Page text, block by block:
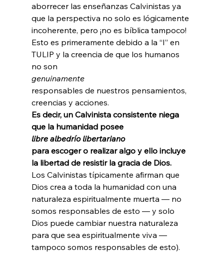
aborrecer las enseñanzas Calvinistas ya
que la perspectiva no solo es lógicamente
incoherente, pero ¡no es bíblica tampoco!
Esto es primeramente debido a la “I” en
TULIP y la creencia de que los humanos
no son
genuinamente
responsables de nuestros pensamientos,
creencias y acciones.
Es decir, un Calvinista consistente niega
que la humanidad posee
libre albedrío libertariano
para escoger o realizar algo y ello incluye
la libertad de resistir la gracia de Dios.
Los Calvinistas típicamente afirman que
Dios crea a toda la humanidad con una
naturaleza espiritualmente muerta — no
somos responsables de esto — y solo
Dios puede cambiar nuestra naturaleza
para que sea espiritualmente viva —